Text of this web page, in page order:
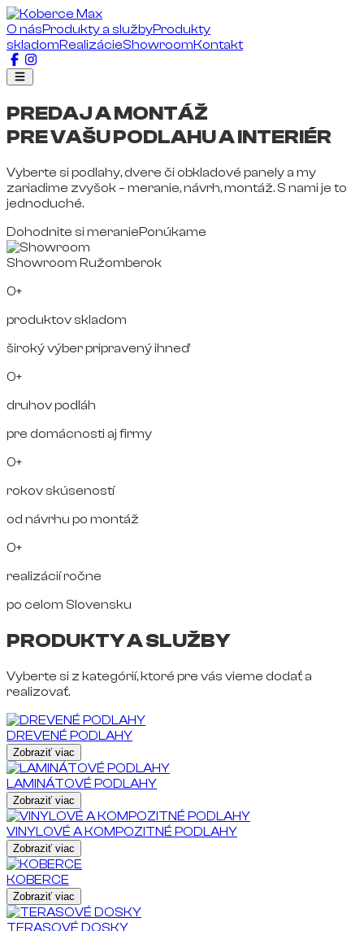
O násProdukty a službyProdukty
skladomRealizácieShowroomKontakt
PREDAJ A MONTÁŽ
PRE VAŠU PODLAHU A INTERIÉR
Vyberte si podlahy, dvere či obkladové panely a my
zariadime zvyšok – meranie, návrh, montáž. S nami je to
jednoduché.
Dohodnite si meraniePonúkame
Showroom Ružomberok
0+
produktov skladom
široký výber pripravený ihneď
0+
druhov podláh
pre domácnosti aj firmy
0+
rokov skúseností
od návrhu po montáž
0+
realizácií ročne
po celom Slovensku
PRODUKTY A SLUŽBY
Vyberte si z kategórií, ktoré pre vás vieme dodať a
realizovať.
DREVENÉ PODLAHY
Zobraziť viac
LAMINÁTOVÉ PODLAHY
Zobraziť viac
VINYLOVÉ A KOMPOZITNÉ PODLAHY
Zobraziť viac
KOBERCE
Zobraziť viac
TERASOVÉ DOSKY